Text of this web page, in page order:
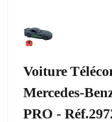
Voiture
Mercedes-
PRO -